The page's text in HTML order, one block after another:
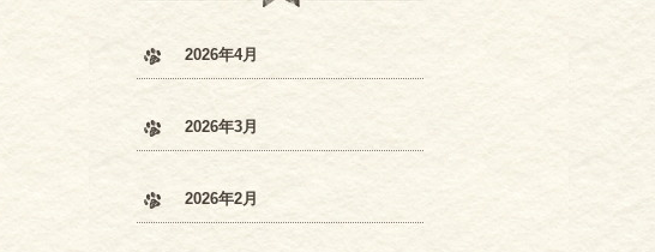
2026年4月
2026年3月
2026年2月